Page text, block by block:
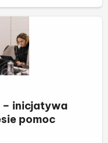
– inicjatywa
pomoc